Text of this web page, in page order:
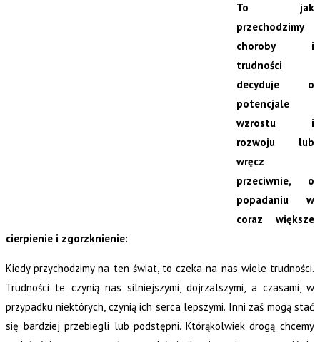
To jak
przechodzimy
choroby i
trudności
decyduje o
potencjale
wzrostu i
rozwoju lub
wręcz
przeciwnie, o
popadaniu w
coraz większe
cierpienie i zgorzknienie:
Kiedy przychodzimy na ten świat, to czeka na nas wiele trudności.
Trudności te czynią nas silniejszymi, dojrzalszymi, a czasami, w
przypadku niektórych, czynią ich serca lepszymi. Inni zaś mogą stać
się bardziej przebiegli lub podstępni. Którąkolwiek drogą chcemy